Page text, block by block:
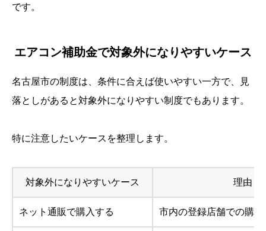
です。
エアコン補助金で対象外になりやすいケース
名古屋市の制度は、条件に合えば使いやすい一方で、見
落としがあると対象外になりやすい制度でもあります。
特に注意したいケースを整理します。
対象外になりやすいケース 理由
ネット通販で購入する 市内の登録店舗での購入